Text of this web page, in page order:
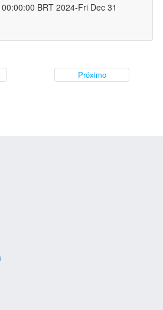
BRT 2024-Fri Dec 31
Próximo